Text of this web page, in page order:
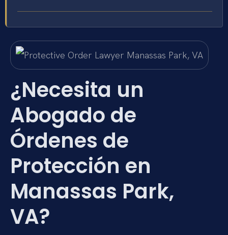
¿Necesita un
Abogado de
Órdenes de
Protección en
Manassas Park,
VA?